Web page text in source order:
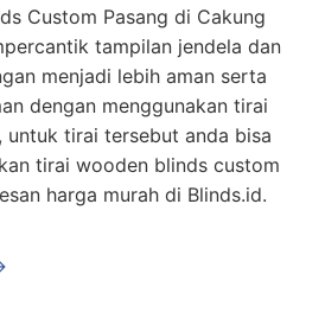
Custom Pasang di Cakung
tampilan jendela dan
menjadi lebih aman serta
dengan menggunakan tirai
tirai tersebut anda bisa
tirai wooden blinds custom
harga murah di Blinds.id.